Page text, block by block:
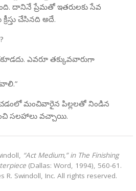
దానినే ప్రేమతో ఇతరులకు సేవ
చేసినది అదే.
ఎవరూ తక్కువవారుగా
మంచివారైన పిల్లలతో నిండిన
సలహాలు వచ్చాయి.
“Act Medium,” in The Finishing
(Dallas: Word, 1994), 560-61.
R. Swindoll, Inc. All rights reserved.